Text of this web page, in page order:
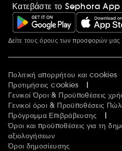
Κατεβάστε το Sephora App
Περισσότερες πληροφορίες
Δείτε τους όρους των προσφορών μας
Πολιτική απορρήτου και cookies
Προτιμήσεις cookies
Γενικοί Όροι & Προϋποθέσεις
Γενικοί όροι & Προϋποθέσεις
Πρόγραμμα Επιβράβευσης
Όροι και προϋποθέσεις για τη
αξιολογήσεων
Όροι δημοσίευσης